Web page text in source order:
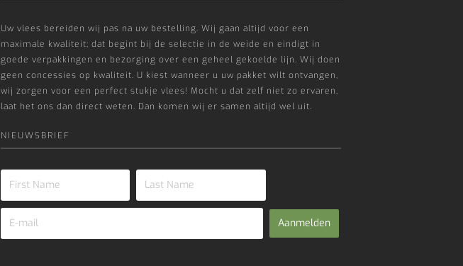
Uw vlees bereiden wij pas na uw bestelling. Wij gaan altijd voor een
maximale kwaliteit; dat begint bij de selectie in de weide en eindigt in
goede verpakkingen en bezorging over een geheel gekoelde lijn. Wij doen
geen concessies op kwaliteit. U kiest wanneer u uw pakket wilt ontvangen,
wij zorgen voor een perfect stukje vlees! Mocht u dat zelf niet zo ervaren,
laat het ons dan direct weten. Dan komen wij er samen altijd wel uit.
NIEUWSBRIEF
Aanmelden